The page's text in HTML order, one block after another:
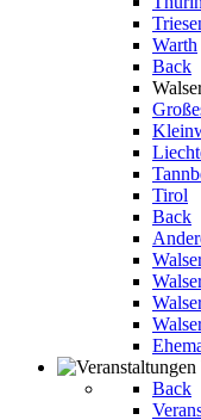
Warth
Back
Tirol
Back
Back